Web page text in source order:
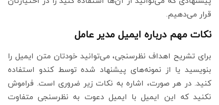
قرار می‌دهیم.
نکات مهم درباره ایمیل مدیر عامل
برای تشریح اهداف نظرسنجی، می‌توانید خودتان متن ایمیل را
بنویسید یا از نمونه‌های پیشنهاد شده توسط کندو استفاده
کنید. در هر صورت، اشاره به نکات زیر ضروری است. فراموش
نکنید که این ایمیل با ایمیل دعوت به نظرسنجی متفاوت